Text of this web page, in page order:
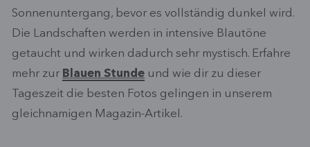
Sonnenuntergang, bevor es vollständig dunkel wird.
Die Landschaften werden in intensive Blautöne
getaucht und wirken dadurch sehr mystisch. Erfahre
mehr zur Blauen Stunde und wie dir zu dieser
Tageszeit die besten Fotos gelingen in unserem
gleichnamigen Magazin-Artikel.